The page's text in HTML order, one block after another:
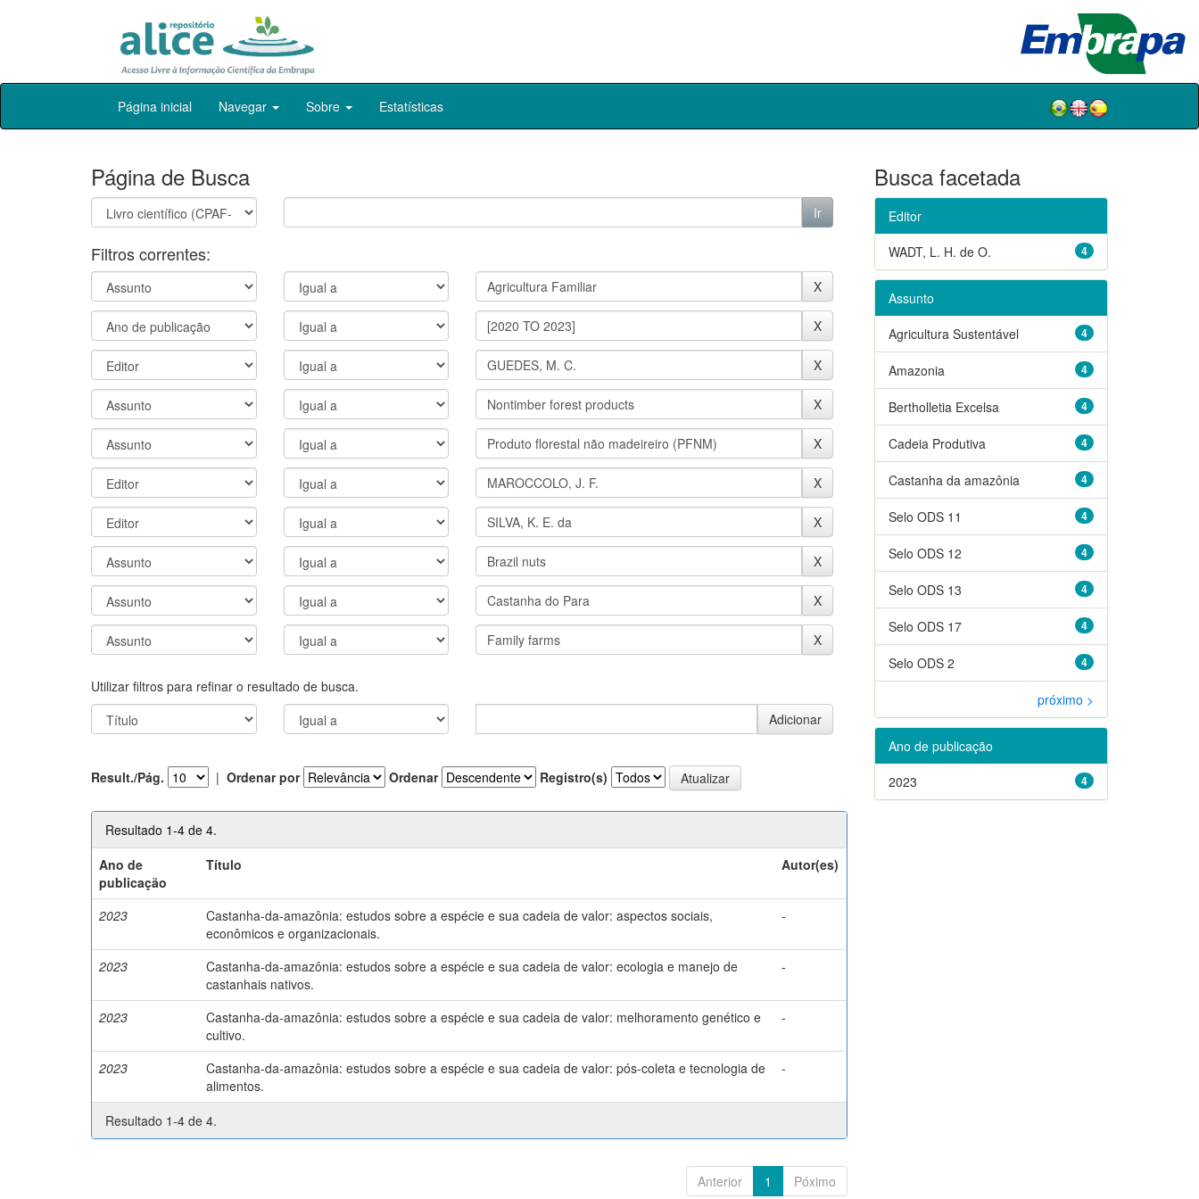
Skip
Página inicial Navegar Sobre Estatísticas
Página de Busca
Filtros correntes:
Utilizar filtros para refinar o resultado de busca.
Result./Pág. | Ordenar por Ordenar Registro(s)
Resultado 1-4 de 4.
Ano de
publicação
Título Autor(es)
2023
Castanha-da-amazônia: estudos sobre a espécie e sua cadeia de valor: aspectos sociais,
econômicos e organizacionais.
-
2023
Castanha-da-amazônia: estudos sobre a espécie e sua cadeia de valor: ecologia e manejo de
castanhais nativos.
-
2023
Castanha-da-amazônia: estudos sobre a espécie e sua cadeia de valor: melhoramento genético e
cultivo.
-
2023
Castanha-da-amazônia: estudos sobre a espécie e sua cadeia de valor: pós-coleta e tecnologia de
alimentos.
-
Resultado 1-4 de 4.
Anterior 1 Póximo
Busca facetada
Editor
4
WADT, L. H. de O.
Assunto
4
Agricultura Sustentável
4
Amazonia
4
Bertholletia Excelsa
4
Cadeia Produtiva
4
Castanha da amazônia
4
Selo ODS 11
4
Selo ODS 12
4
Selo ODS 13
4
Selo ODS 17
4
Selo ODS 2
próximo >
Ano de publicação
4
2023